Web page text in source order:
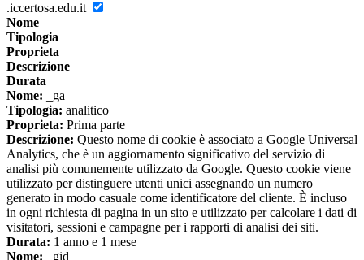
.iccertosa.edu.it
Nome
Tipologia
Proprieta
Descrizione
Durata
Nome: _ga
Tipologia: analitico
Proprieta: Prima parte
Descrizione: Questo nome di cookie è associato a Google Universal
Analytics, che è un aggiornamento significativo del servizio di
analisi più comunemente utilizzato da Google. Questo cookie viene
utilizzato per distinguere utenti unici assegnando un numero
generato in modo casuale come identificatore del cliente. È incluso
in ogni richiesta di pagina in un sito e utilizzato per calcolare i dati di
visitatori, sessioni e campagne per i rapporti di analisi dei siti.
Durata: 1 anno e 1 mese
Nome: _gid